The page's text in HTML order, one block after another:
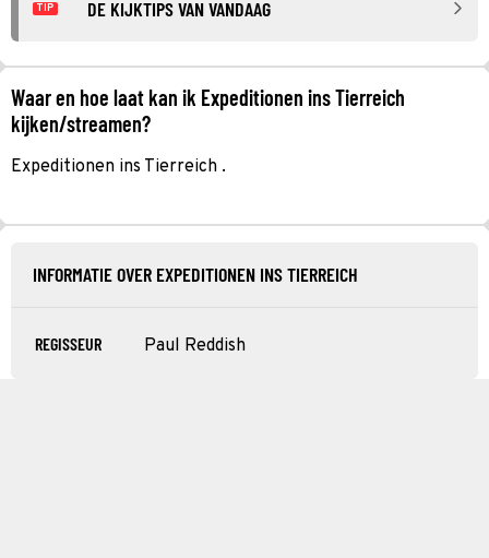
TIP DE KIJKTIPS VAN VANDAAG
Waar en hoe laat kan ik Expeditionen ins Tierreich
kijken/streamen?
Expeditionen ins Tierreich .
INFORMATIE OVER EXPEDITIONEN INS TIERREICH
REGISSEUR Paul Reddish